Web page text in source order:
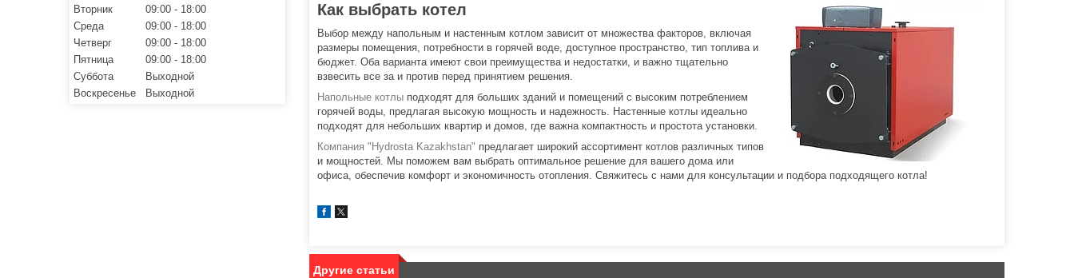
Как выбрать котел
Выбор между напольным и настенным котлом зависит от множества факторов, включая
размеры помещения, потребности в горячей воде, доступное пространство, тип топлива и
бюджет. Оба варианта имеют свои преимущества и недостатки, и важно тщательно
взвесить все за и против перед принятием решения.
Напольные котлы подходят для больших зданий и помещений с высоким потреблением
горячей воды, предлагая высокую мощность и надежность. Настенные котлы идеально
подходят для небольших квартир и домов, где важна компактность и простота установки.
Компания "Hydrosta Kazakhstan" предлагает широкий ассортимент котлов различных типов
и мощностей. Мы поможем вам выбрать оптимальное решение для вашего дома или
офиса, обеспечив комфорт и экономичность отопления. Свяжитесь с нами для консультации и подбора подходящего котла!
Другие статьи
Вторник
09:00
18:00
Среда
09:00
18:00
Четверг
09:00
18:00
Пятница
09:00
18:00
Суббота
Выходной
Воскресенье
Выходной